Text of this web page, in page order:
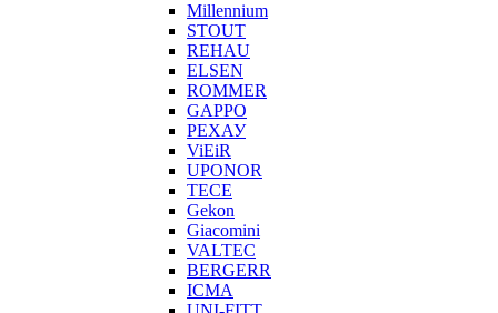
Millennium
STOUT
REHAU
ELSEN
ROMMER
GAPPO
РЕХАУ
ViEiR
UPONOR
TECE
Gekon
Giacomini
VALTEC
BERGERR
ICMA